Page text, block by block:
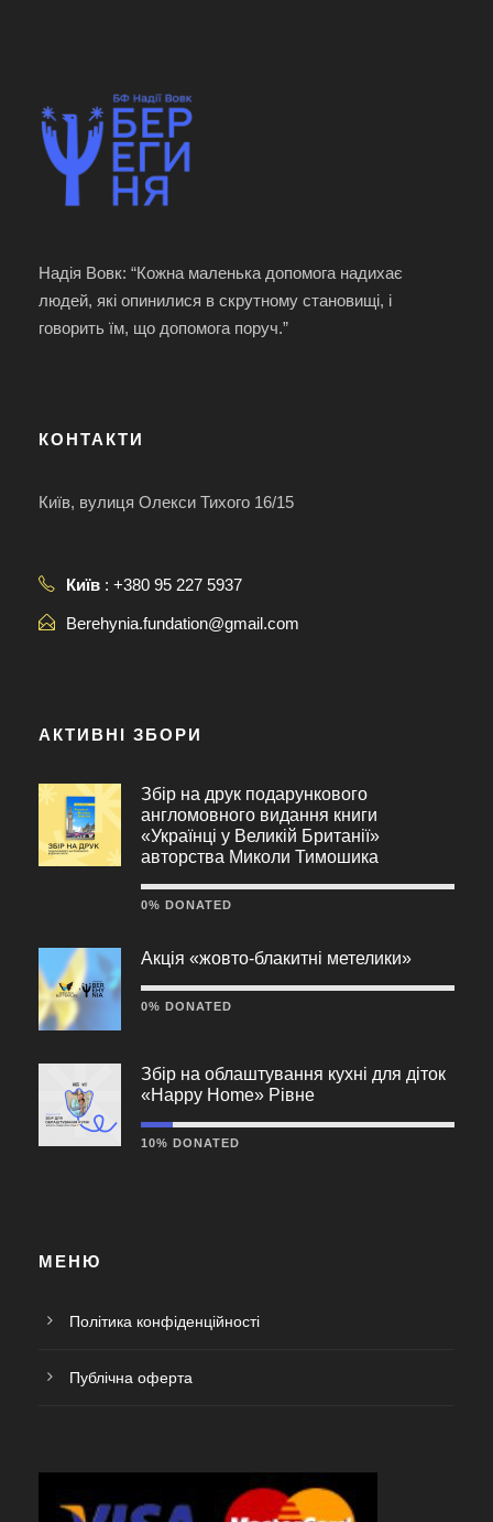
Надія Вовк: “Кожна маленька допомога надихає
людей, які опинилися в скрутному становищі, і
говорить їм, що допомога поруч.”
КОНТАКТИ
Київ, вулиця Олекси Тихого 16/15
Київ : +380 95 227 5937
Berehynia.fundation@gmail.com
АКТИВНІ ЗБОРИ
Збір на друк подарункового
англомовного видання книги
«Українці у Великій Британії»
авторства Миколи Тимошика
0% DONATED
Акція «жовто-блакитні метелики»
0% DONATED
Збір на облаштування кухні для діток
«Happy Home» Рівне
10% DONATED
МЕНЮ
Політика конфіденційності
Публічна оферта